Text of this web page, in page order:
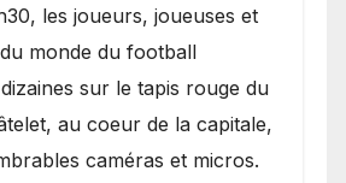
les joueurs, joueuses et
monde du football
sur le tapis rouge du
au coeur de la capitale,
caméras et micros.